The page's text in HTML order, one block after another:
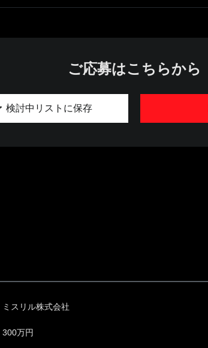
ご応募はこちらから
検討中リストに保存
ミスリル株式会社
300万円